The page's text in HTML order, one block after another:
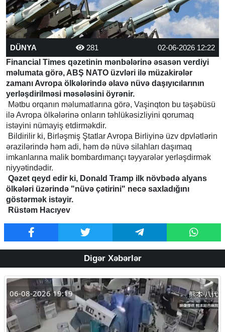
DÜNYA 281
02-06-2026 12:22
Financial Times qəzetinin mənbələrinə əsasən verdiyi
məlumata görə, ABŞ NATO üzvləri ilə müzakirələr
zamanı Avropa ölkələrində əlavə nüvə daşıyıcılarının
yerləşdirilməsi məsələsini öyrənir.
Mətbu orqanın məlumatlarına görə, Vaşinqton bu təşəbüsü
ilə Avropa ölkələrinə onların təhlükəsizliyini qorumaq
istəyini nümayiş etdirməkdir.
Bildirilir ki, Birləşmiş Ştatlar Avropa Birliyinə üzv dpvlətlərin
ərazilərində həm adi, həm də nüvə silahları daşımaq
imkanlarına malik bombardımançı təyyarələr yerləşdirmək
niyyətindədir.
Qəzet qeyd edir ki, Donald Tramp ilk növbədə alyans
ölkələri üzərində "nüvə çətirini" necə saxladığını
göstərmək istəyir.
Rüstəm Hacıyev
Digər Xəbərlər
06-08-2026 19:19